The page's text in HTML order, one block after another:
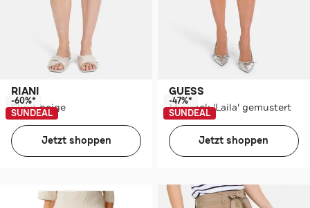
RIANI
Skort beige
-60%*
SUNDEAL
Jetzt shoppen
GUESS
Minirock 'Laila' gemustert
-47%*
SUNDEAL
Jetzt shoppen